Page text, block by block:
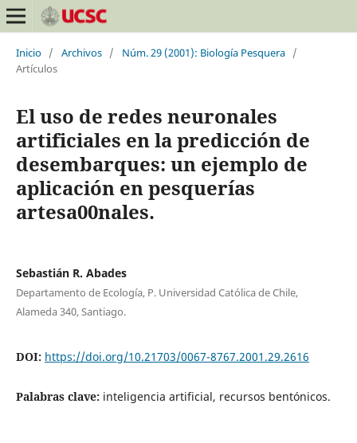
Inicio / Archivos / Núm. 29 (2001): Biología Pesquera /
Artículos
El uso de redes neuronales
artificiales en la predicción de
desembarques: un ejemplo de
aplicación en pesquerías
artesa00nales.
Sebastián R. Abades
Departamento de Ecología, P. Universidad Católica de Chile,
Alameda 340, Santiago.
DOI: https://doi.org/10.21703/0067-8767.2001.29.2616
Palabras clave: inteligencia artificial, recursos bentónicos.